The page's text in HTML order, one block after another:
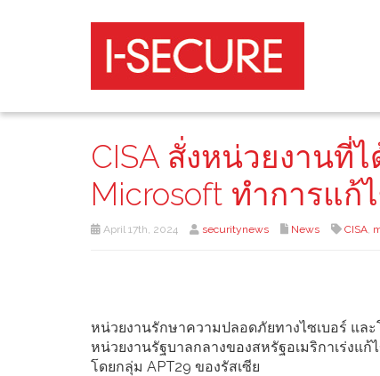
CISA สั่งหน่วยงานที่
Microsoft ทำการแก้
April 17th, 2024 securitynews News CISA,
หน่วยงานรักษาความปลอดภัยทางไซเบอร์ แล
หน่วยงานรัฐบาลกลางของสหรัฐอเมริกาเร่งแ
โดยกลุ่ม APT29 ของรัสเซีย